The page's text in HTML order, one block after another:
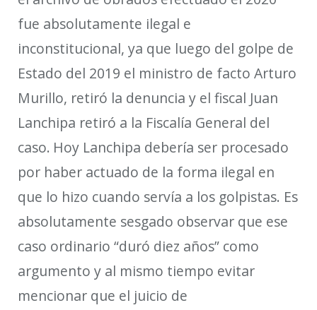
fue absolutamente ilegal e
inconstitucional, ya que luego del golpe de
Estado del 2019 el ministro de facto Arturo
Murillo, retiró la denuncia y el fiscal Juan
Lanchipa retiró a la Fiscalía General del
caso. Hoy Lanchipa debería ser procesado
por haber actuado de la forma ilegal en
que lo hizo cuando servía a los golpistas. Es
absolutamente sesgado observar que ese
caso ordinario “duró diez años” como
argumento y al mismo tiempo evitar
mencionar que el juicio de